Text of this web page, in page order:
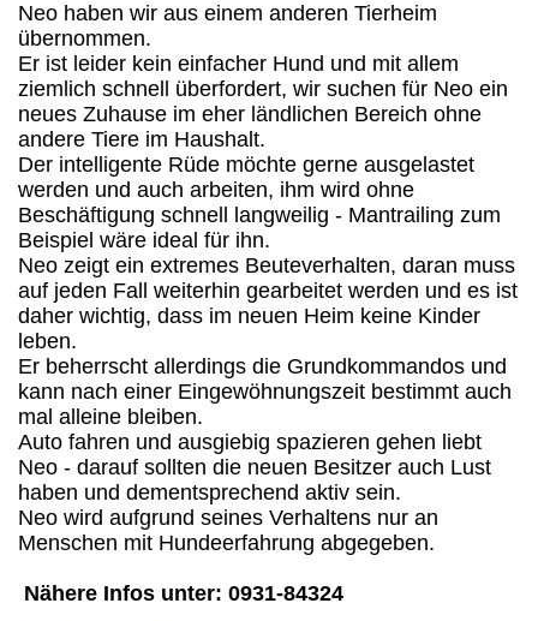
Neo haben wir aus einem anderen Tierheim
übernommen.
Er ist leider kein einfacher Hund und mit allem
ziemlich schnell überfordert, wir suchen für Neo ein
neues Zuhause im eher ländlichen Bereich ohne
andere Tiere im Haushalt.
Der intelligente Rüde möchte gerne ausgelastet
werden und auch arbeiten, ihm wird ohne
Beschäftigung schnell langweilig - Mantrailing zum
Beispiel wäre ideal für ihn.
Neo zeigt ein extremes Beuteverhalten, daran muss
auf jeden Fall weiterhin gearbeitet werden und es ist
daher wichtig, dass im neuen Heim keine Kinder
leben.
Er beherrscht allerdings die Grundkommandos und
kann nach einer Eingewöhnungszeit bestimmt auch
mal alleine bleiben.
Auto fahren und ausgiebig spazieren gehen liebt
Neo - darauf sollten die neuen Besitzer auch Lust
haben und dementsprechend aktiv sein.
Neo wird aufgrund seines Verhaltens nur an
Menschen mit Hundeerfahrung abgegeben.
Nähere Infos unter: 0931-84324